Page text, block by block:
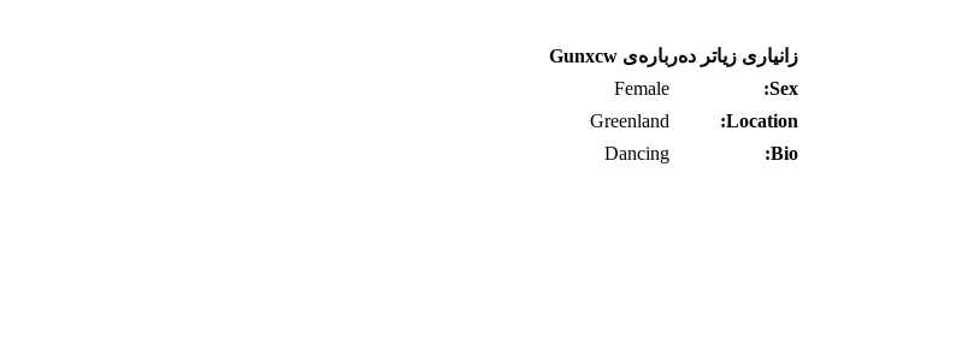
زانیاری زیاتر ده‌رباره‌ی Gunxcw
Sex:
Female
Location:
Greenland
Bio:
Dancing